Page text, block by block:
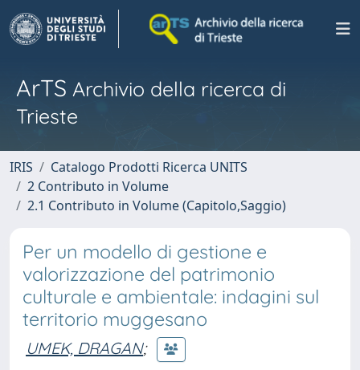
ArTS Archivio della ricerca di
Trieste
IRIS
Catalogo Prodotti Ricerca UNITS
2 Contributo in Volume
2.1 Contributo in Volume (Capitolo,Saggio)
Per un modello di gestione e
valorizzazione del patrimonio
culturale e ambientale: indagini sul
territorio muggesano
UMEK, DRAGAN;